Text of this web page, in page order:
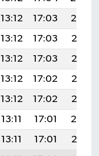
13:12 17:03
20:19
13:12 17:03
20:18
13:12 17:03
20:17
13:12 17:02
20:16
13:12 17:02
20:15
13:11 17:01
20:14
13:11 17:01
20:13